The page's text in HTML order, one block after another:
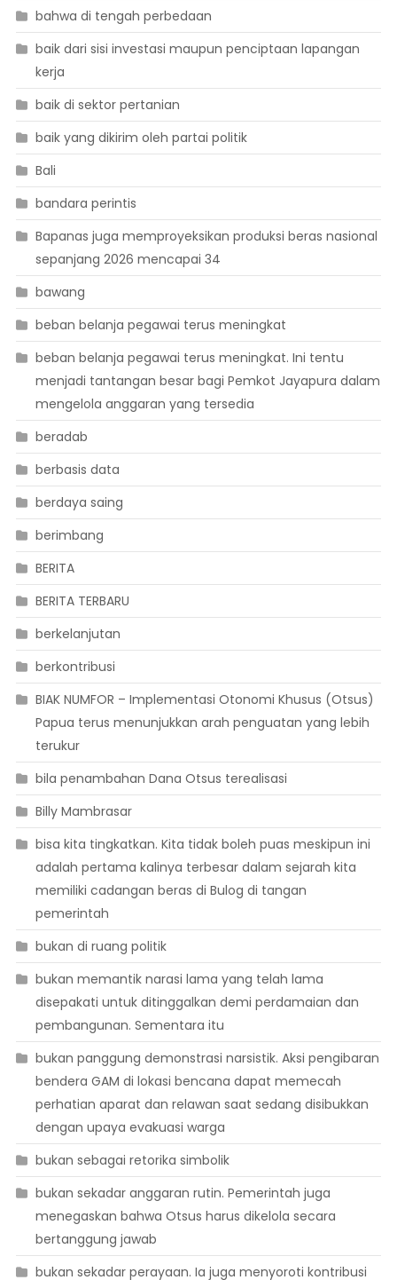
bahwa di tengah perbedaan
baik dari sisi investasi maupun penciptaan lapangan
kerja
baik di sektor pertanian
baik yang dikirim oleh partai politik
Bali
bandara perintis
Bapanas juga memproyeksikan produksi beras nasional
sepanjang 2026 mencapai 34
bawang
beban belanja pegawai terus meningkat
beban belanja pegawai terus meningkat. Ini tentu
menjadi tantangan besar bagi Pemkot Jayapura dalam
mengelola anggaran yang tersedia
beradab
berbasis data
berdaya saing
berimbang
BERITA
BERITA TERBARU
berkelanjutan
berkontribusi
BIAK NUMFOR – Implementasi Otonomi Khusus (Otsus)
Papua terus menunjukkan arah penguatan yang lebih
terukur
bila penambahan Dana Otsus terealisasi
Billy Mambrasar
bisa kita tingkatkan. Kita tidak boleh puas meskipun ini
adalah pertama kalinya terbesar dalam sejarah kita
memiliki cadangan beras di Bulog di tangan
pemerintah
bukan di ruang politik
bukan memantik narasi lama yang telah lama
disepakati untuk ditinggalkan demi perdamaian dan
pembangunan. Sementara itu
bukan panggung demonstrasi narsistik. Aksi pengibaran
bendera GAM di lokasi bencana dapat memecah
perhatian aparat dan relawan saat sedang disibukkan
dengan upaya evakuasi warga
bukan sebagai retorika simbolik
bukan sekadar anggaran rutin. Pemerintah juga
menegaskan bahwa Otsus harus dikelola secara
bertanggung jawab
bukan sekadar perayaan. Ia juga menyoroti kontribusi